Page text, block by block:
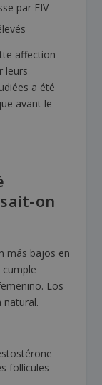
par FIV
affection
leurs
a été
avant le
on
más bajos en
Los
follicules